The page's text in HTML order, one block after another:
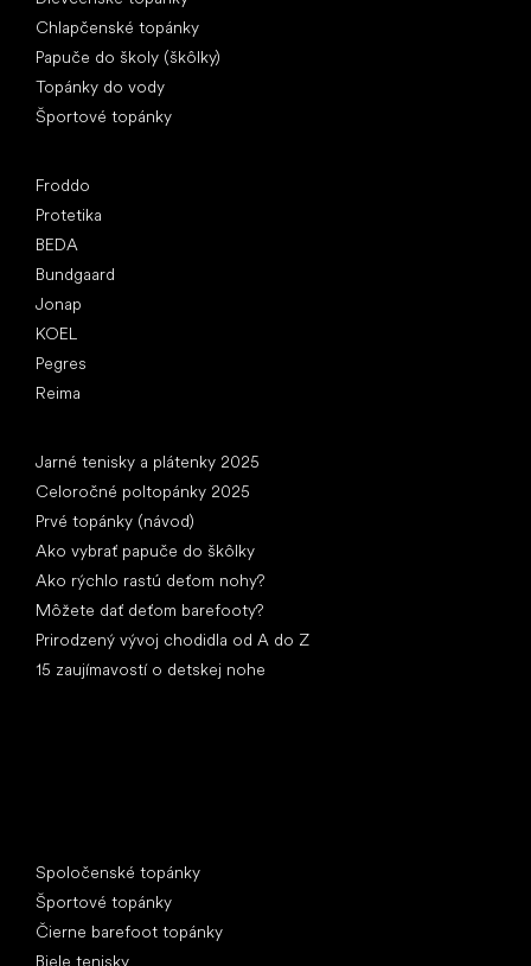
Chlapčenské topánky
Papuče do školy (škôlky)
Topánky do vody
Športové topánky
Froddo
Protetika
BEDA
Bundgaard
Jonap
KOEL
Pegres
Reima
Jarné tenisky a plátenky 2025
Celoročné poltopánky 2025
Prvé topánky (návod)
Ako vybrať papuče do škôlky
Ako rýchlo rastú deťom nohy?
Môžete dať deťom barefooty?
Prirodzený vývoj chodidla od A do Z
15 zaujímavostí o detskej nohe
Spoločenské topánky
Športové topánky
Čierne barefoot topánky
Biele tenisky